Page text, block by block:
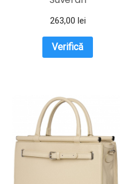
263,00 lei
Verifică